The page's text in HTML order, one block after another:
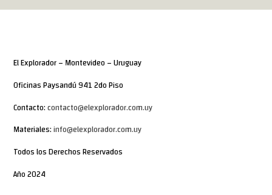
El Explorador – Montevideo – Uruguay
Oficinas Paysandú 941 2do Piso
Contacto:contacto@elexplorador.com.uy
Materiales:info@elexplorador.com.uy
Todos los Derechos Reservados
Año 2024